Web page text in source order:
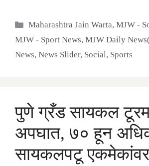
Categories
Maharashtra Jain Warta,MJW -
MJW - Sport News, MJW Daily
News, News Slider, Social, Sports
पुणे ग्रँड सायकल
अपघात, ७० हून
सायकलपटू